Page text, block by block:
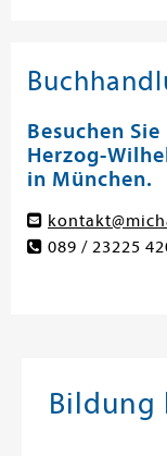
Besuchen
Herzog-
in München.
089 / 23225
Bildung